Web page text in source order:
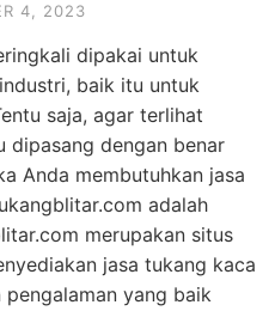
4, 2023
dipakai untuk
baik itu untuk
saja, agar terlihat
dipasang dengan benar
Anda membutuhkan jasa
adalah
merupakan situs
jasa tukang kaca
yang baik